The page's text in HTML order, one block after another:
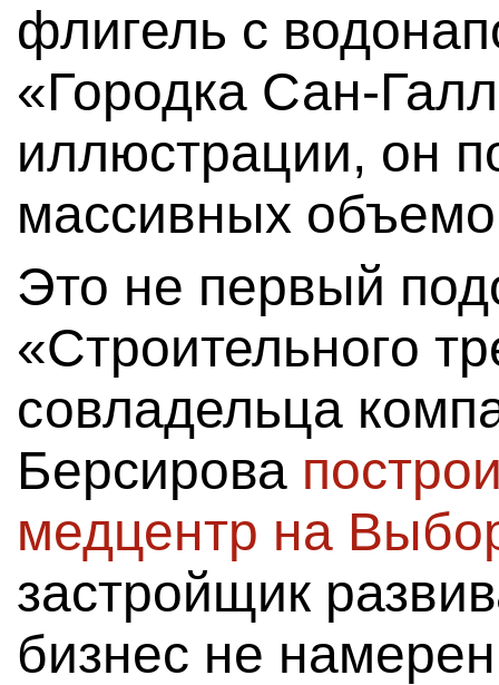
флигель с
«Городка Сан-
иллюстрации, он
массивных
Это не первый
«Строительного
совладельца
Берсирова
медцентр на
застройщик
бизнес не